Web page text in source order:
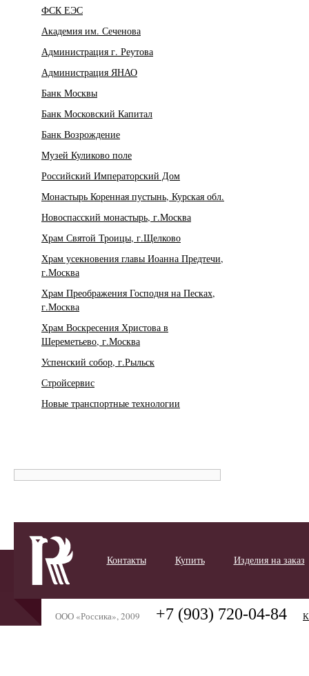
ФСК ЕЭС
Академия им. Сеченова
Администрация г. Реутова
Администрация ЯНАО
Банк Москвы
Банк Московский Капитал
Банк Возрождение
Музей Куликово поле
Российский Императорский Дом
Монастырь Коренная пустынь, Курская обл.
Новоспасский монастырь, г.Москва
Храм Святой Троицы, г.Щелково
Храм усекновения главы Иоанна Предтечи,
г.Москва
Храм Преображения Господня на Песках,
г.Москва
Храм Воскресения Христова в
Шереметьево, г.Москва
Успенский собор, г.Рыльск
Стройсервис
Новые транспортные технологии
Контакты Купить Изделия на заказ
ООО «Россика», 2009 +7 (903) 720-04-84